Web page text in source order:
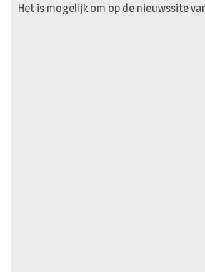
Het is mogelijk om op de nieuwssite